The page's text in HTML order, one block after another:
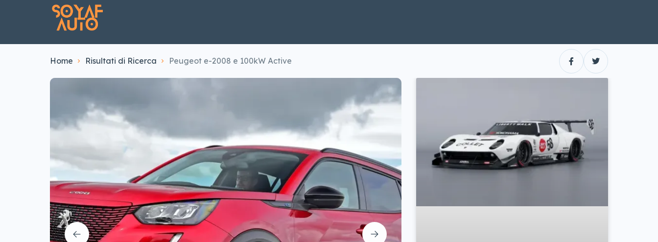
Home Risultati di Ricerca Peugeot e-2008 e 100kW Active